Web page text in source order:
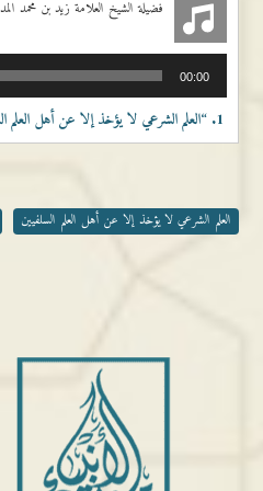
فضيلة الشيخ العلامة زيد بن محمد
الصوت
00:00
1. “العلم الشرعي لا يؤخذ إلا عن أهل العلم
العلم الشرعي لا يؤخذ إلا عن أهل العلم السلفيين